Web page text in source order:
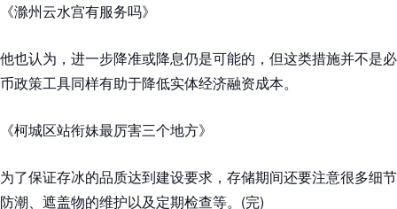
《滁州云水宫有服务吗》
他也认为，进一步降准或降息仍是可能的，但这类措施并不是
币政策工具同样有助于降低实体经济融资成本。
《柯城区站衔妹最厉害三个地方》
为了保证存冰的品质达到建设要求，存储期间还要注意很多细
防潮、遮盖物的维护以及定期检查等。(完)